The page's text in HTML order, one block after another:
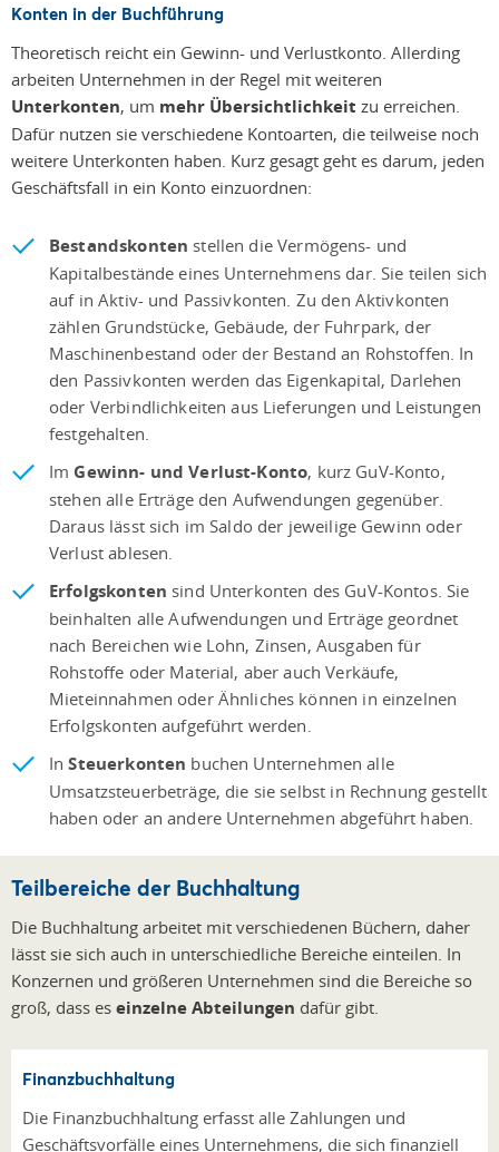
Konten in der Buchführung
Theoretisch reicht ein Gewinn- und Verlustkonto. Allerding
arbeiten Unternehmen in der Regel mit weiteren
Unterkonten, um mehr Übersichtlichkeit zu erreichen.
Dafür nutzen sie verschiedene Kontoarten, die teilweise noch
weitere Unterkonten haben. Kurz gesagt geht es darum, jeden
Geschäftsfall in ein Konto einzuordnen:
Bestandskonten stellen die Vermögens- und
Kapitalbestände eines Unternehmens dar. Sie teilen sich
auf in Aktiv- und Passivkonten. Zu den Aktivkonten
zählen Grundstücke, Gebäude, der Fuhrpark, der
Maschinenbestand oder der Bestand an Rohstoffen. In
den Passivkonten werden das Eigenkapital, Darlehen
oder Verbindlichkeiten aus Lieferungen und Leistungen
festgehalten.
Im Gewinn- und Verlust-Konto, kurz GuV-Konto,
stehen alle Erträge den Aufwendungen gegenüber.
Daraus lässt sich im Saldo der jeweilige Gewinn oder
Verlust ablesen.
Erfolgskonten sind Unterkonten des GuV-Kontos. Sie
beinhalten alle Aufwendungen und Erträge geordnet
nach Bereichen wie Lohn, Zinsen, Ausgaben für
Rohstoffe oder Material, aber auch Verkäufe,
Mieteinnahmen oder Ähnliches können in einzelnen
Erfolgskonten aufgeführt werden.
InSteuerkonten buchen Unternehmen alle
Umsatzsteuerbeträge, die sie selbst in Rechnung gestellt
haben oder an andere Unternehmen abgeführt haben.
Teilbereiche der Buchhaltung
Die Buchhaltung arbeitet mit verschiedenen Büchern, daher
lässt sie sich auch in unterschiedliche Bereiche einteilen. In
Konzernen und größeren Unternehmen sind die Bereiche so
groß, dass es einzelne Abteilungen dafür gibt.
Finanzbuchhaltung
Die Finanzbuchhaltung erfasst alle Zahlungen und
Geschäftsvorfälle eines Unternehmens, die sich finanziell